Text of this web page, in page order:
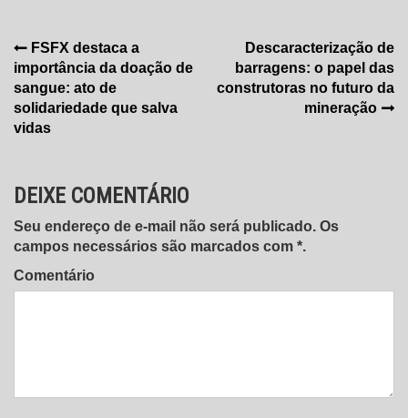
Navegação
de
Post
FSFX destaca a
importância da doação de
sangue: ato de
solidariedade que salva
vidas
Descaracterização de
barragens: o papel das
construtoras no futuro da
mineração
DEIXE COMENTÁRIO
Seu endereço de e-mail não será publicado. Os
campos necessários são marcados com *.
Comentário